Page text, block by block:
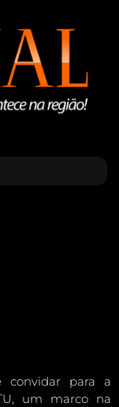
convidar para a
um marco na